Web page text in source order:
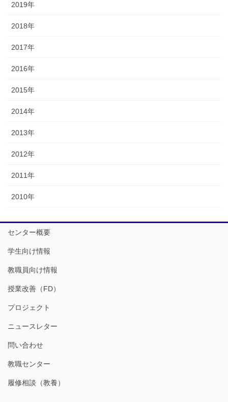
2019年
2018年
2017年
2016年
2015年
2014年
2013年
2012年
2011年
2010年
センター概要
学生向け情報
教職員向け情報
授業改善（FD）
プロジェクト
ニュースレター
問い合わせ
教職センター
履修相談（教養）